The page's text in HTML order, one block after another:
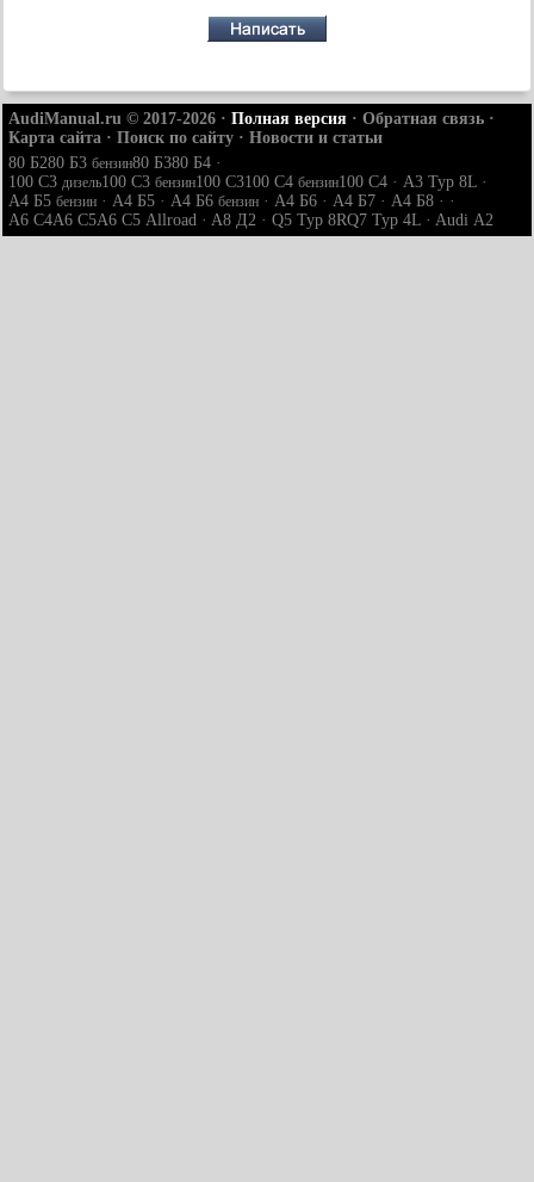
AudiManual.ru © 2017-2026 · Полная версия · Обратная связь ·
Карта сайта · Поиск по сайту · Новости и статьи
80 Б280 Б3 бензин80 Б380 Б4 ·
100 С3 дизель100 С3 бензин100 С3100 С4 бензин100 С4 · A3 Typ 8L ·
A4 Б5 бензин · A4 Б5 · A4 Б6 бензин · A4 Б6 · A4 Б7 · A4 Б8 · ·
A6 С4A6 С5A6 С5 Allroad · A8 Д2 · Q5 Typ 8RQ7 Typ 4L · Audi А2